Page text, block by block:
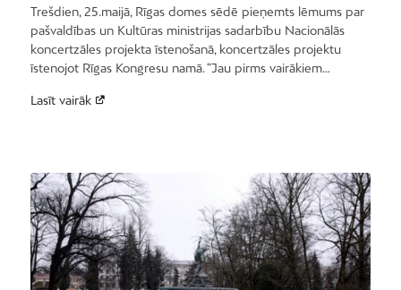
Trešdien, 25.maijā, Rīgas domes sēdē pieņemts lēmums par
pašvaldības un Kultūras ministrijas sadarbību Nacionālās
koncertzāles projekta īstenošanā, koncertzāles projektu
īstenojot Rīgas Kongresu namā. “Jau pirms vairākiem…
Lasīt vairāk